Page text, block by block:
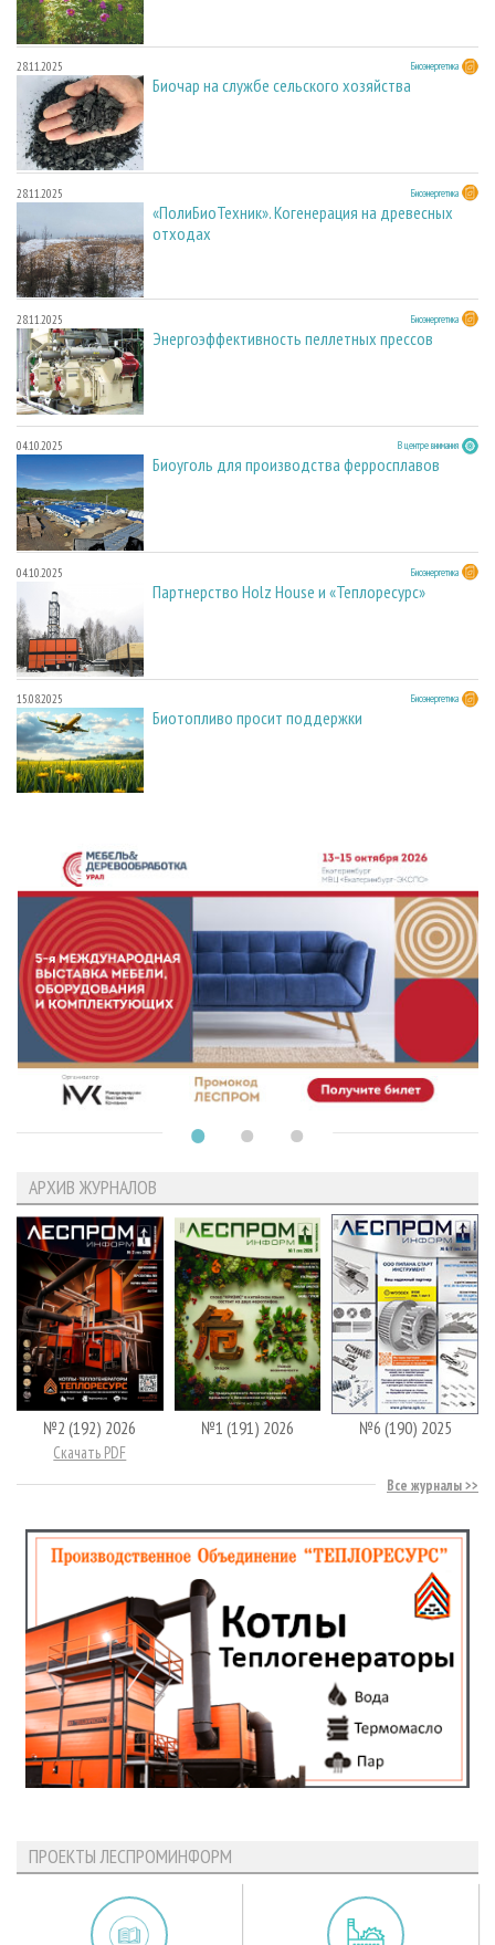
28.11.2025 Биоэнергетика
Биочар на службе сельского хозяйства
28.11.2025 Биоэнергетика
«ПолиБиоТехник». Когенерация на древесных
отходах
28.11.2025 Биоэнергетика
Энергоэффективность пеллетных прессов
04.10.2025 В центре внимания
Биоуголь для производства ферросплавов
04.10.2025 Биоэнергетика
Партнерство Holz House и «Теплоресурс»
15.08.2025 Биоэнергетика
Биотопливо просит поддержки
АРХИВ ЖУРНАЛОВ
№2 (192) 2026
Скачать PDF
№1 (191) 2026 №6 (190) 2025
Все журналы
ПРОЕКТЫ ЛЕСПРОМИНФОРМ